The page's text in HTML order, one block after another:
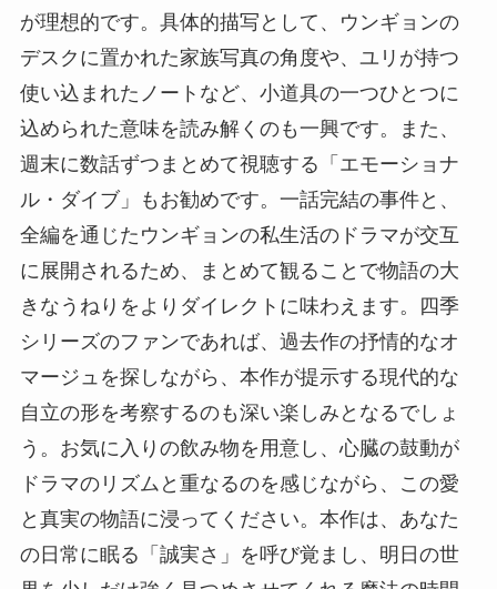
が理想的です。具体的描写として、ウンギョンの
デスクに置かれた家族写真の角度や、ユリが持つ
使い込まれたノートなど、小道具の一つひとつに
込められた意味を読み解くのも一興です。また、
週末に数話ずつまとめて視聴する「エモーショナ
ル・ダイブ」もお勧めです。一話完結の事件と、
全編を通じたウンギョンの私生活のドラマが交互
に展開されるため、まとめて観ることで物語の大
きなうねりをよりダイレクトに味わえます。四季
シリーズのファンであれば、過去作の抒情的なオ
マージュを探しながら、本作が提示する現代的な
自立の形を考察するのも深い楽しみとなるでしょ
う。お気に入りの飲み物を用意し、心臓の鼓動が
ドラマのリズムと重なるのを感じながら、この愛
と真実の物語に浸ってください。本作は、あなた
の日常に眠る「誠実さ」を呼び覚まし、明日の世